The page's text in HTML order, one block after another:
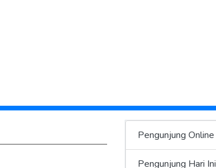
Pengunjung Online
Pengunjung Hari Ini